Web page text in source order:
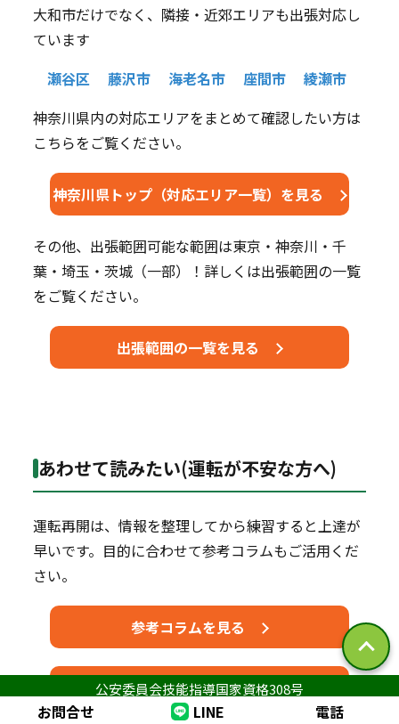
大和市だけでなく、隣接・近郊エリアも出張対応し
ています
瀬谷区
藤沢市 海老名市 座間市
綾瀬市
神奈川県内の対応エリアをまとめて確認したい方は
こちらをご覧ください。
神奈川県トップ（対応エリア一覧）を見る
その他、出張範囲可能な範囲は東京・神奈川・千
葉・埼玉・茨城（一部）！詳しくは出張範囲の一覧
をご覧ください。
出張範囲の一覧を見る
あわせて読みたい(運転が不安な方へ)
運転再開は、情報を整理してから練習すると上達が
早いです。目的に合わせて参考コラムもご活用くだ
さい。
参考コラムを見る
インストラクター紹介を見る
公安委員会技能指導国家資格308号
お問合せ LINE 電話